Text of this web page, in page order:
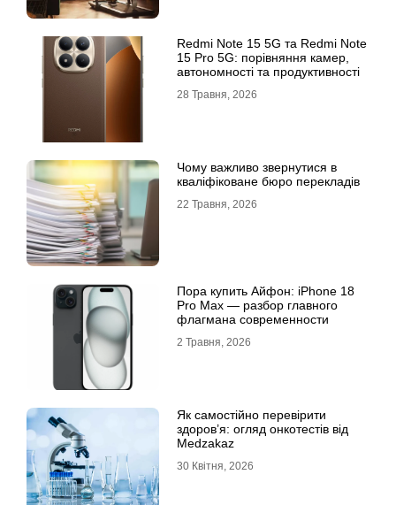
Redmi Note 15 5G та Redmi Note
15 Pro 5G: порівняння камер,
автономності та продуктивності
28 Травня, 2026
Чому важливо звернутися в
кваліфіковане бюро перекладів
22 Травня, 2026
Пора купить Айфон: iPhone 18
Pro Max — разбор главного
флагмана современности
2 Травня, 2026
Як самостійно перевірити
здоров’я: огляд онкотестів від
Medzakaz
30 Квітня, 2026